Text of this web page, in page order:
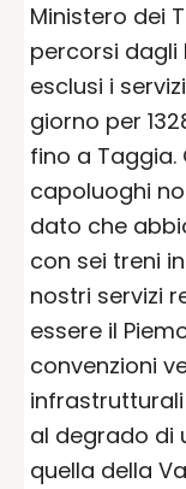
Ministero dei
percorsi dagli
esclusi i
giorno per
fino a Taggia.
capoluoghi
dato che
con sei treni
nostri servizi
essere il
convenzioni
al degrado di
quella della